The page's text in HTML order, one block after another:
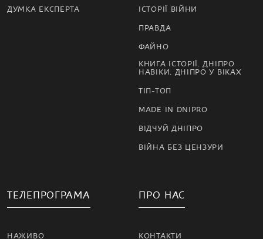
ДУМКА ЕКСПЕРТА ІСТОРІЇ ВІЙНИ
ПРАВДА
ФАЙНО
КНИГА ІСТОРІЇ. ДНІПРО
НАВІКИ. ДНІПРО У ВІКАХ
ТІП-ТОП
MADE IN DNIPRO
ВІДЧУЙ ДНІПРО
ВІЙНА БЕЗ ЦЕНЗУРИ
ТЕЛЕПРОГРАМА
НАЖИВО
ПРО НАС
КОНТАКТИ